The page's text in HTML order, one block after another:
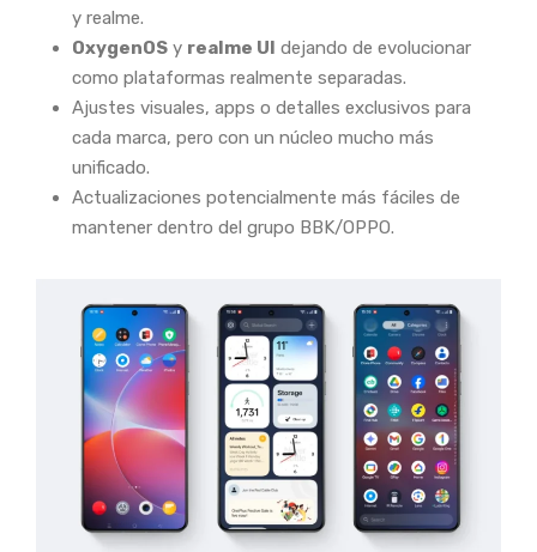
y realme.
OxygenOS y realme UI dejando de evolucionar
como plataformas realmente separadas.
Ajustes visuales, apps o detalles exclusivos para
cada marca, pero con un núcleo mucho más
unificado.
Actualizaciones potencialmente más fáciles de
mantener dentro del grupo BBK/OPPO.